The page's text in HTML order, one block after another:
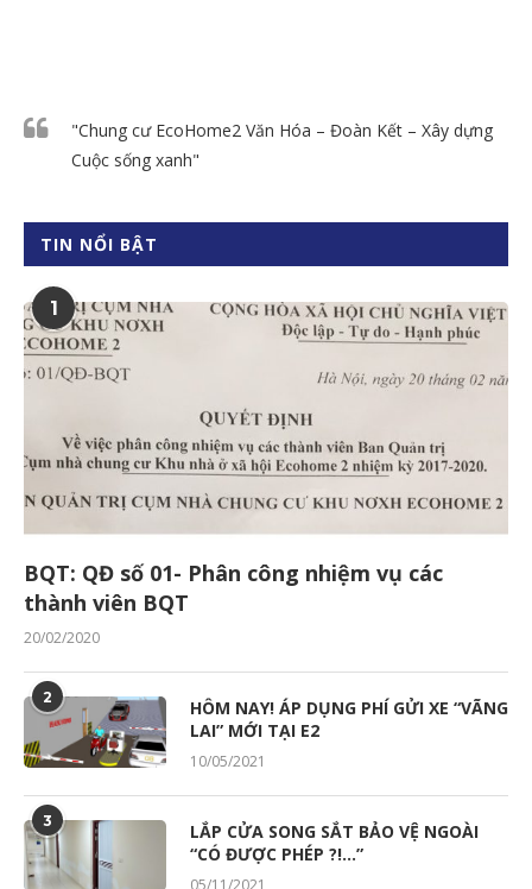
"Chung cư EcoHome2 Văn Hóa – Đoàn Kết – Xây dựng
Cuộc sống xanh"
TIN NỔI BẬT
1
BQT: QĐ số 01- Phân công nhiệm vụ các
thành viên BQT
20/02/2020
2
HÔM NAY! ÁP DỤNG PHÍ GỬI XE “VÃNG
LAI” MỚI TẠI E2
10/05/2021
3
LẮP CỬA SONG SẮT BẢO VỆ NGOÀI
“CÓ ĐƯỢC PHÉP ?!…”
05/11/2021